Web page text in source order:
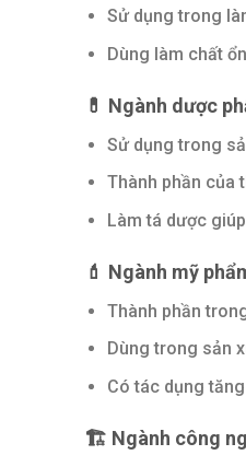
Sử dụng trong
Dùng làm chất
💊 Ngành dược
Sử dụng trong
Thành phần của
Làm tá dược
💄 Ngành mỹ
Thành phần
Dùng trong sản
Có tác dụng
🏗 Ngành công